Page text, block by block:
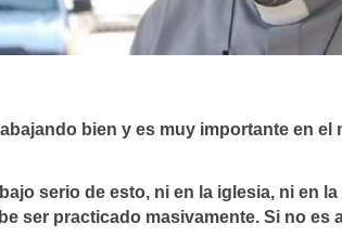
bien y es muy importante en el
serio de esto, ni en la iglesia, ni en
ser practicado masivamente. Si no es